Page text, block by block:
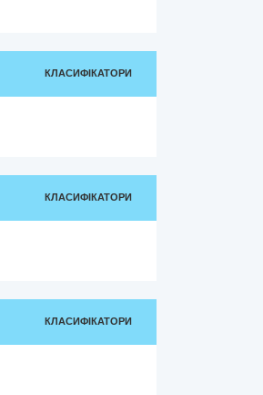
КЛАСИФІКАТОРИ
КЛАСИФІКАТОРИ
КЛАСИФІКАТОРИ